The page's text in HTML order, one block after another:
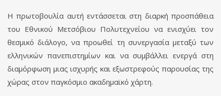
Η πρωτοβουλία αυτή εντάσσεται στη διαρκή προσπάθεια
του Εθνικού Μετσόβιου Πολυτεχνείου να ενισχύει τον
θεσμικό διάλογο, να προωθεί τη συνεργασία μεταξύ των
ελληνικών πανεπιστημίων και να συμβάλλει ενεργά στη
διαμόρφωση μιας ισχυρής και εξωστρεφούς παρουσίας της
χώρας στον παγκόσμιο ακαδημαϊκό χάρτη.